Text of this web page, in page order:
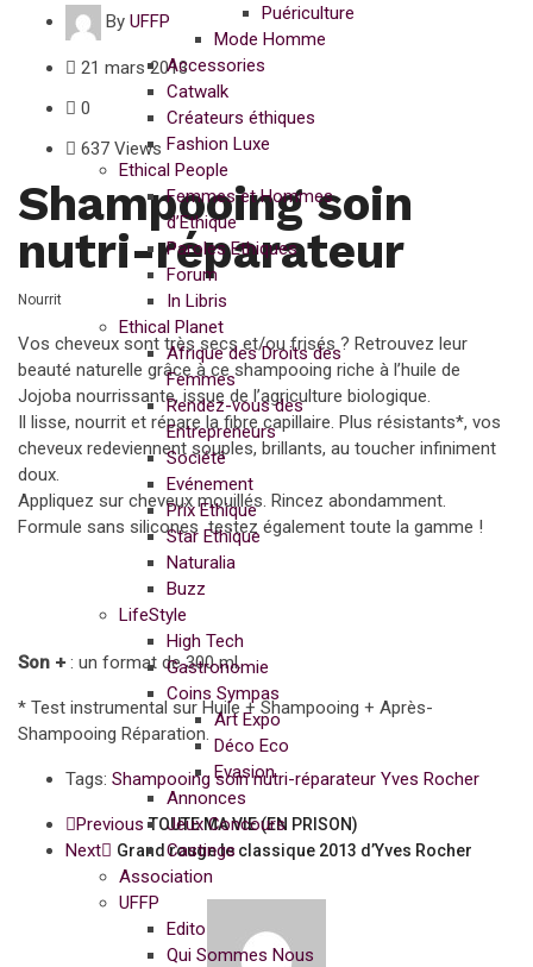
Puériculture
Mode Homme
Accessories
Catwalk
Créateurs éthiques
Fashion Luxe
Ethical People
Femmes et Hommes
d’Ethique
Paroles Ethiques
Forum
In Libris
Ethical Planet
Afrique des Droits des
Femmes
Rendez-vous des
Entrepreneurs
Société
Evénement
Prix Ethique
Star Ethique
Naturalia
Buzz
LifeStyle
High Tech
Gastronomie
Coins Sympas
Art Expo
Déco Eco
Evasion
Annonces
Jeux Concours
Castings
Association
UFFP
Edito
Qui Sommes Nous
By UFFP
21 mars 2013
0
637 Views
Shampooing soin
nutri-réparateur
Nourrit
Vos cheveux sont très secs et/ou frisés ? Retrouvez leur
beauté naturelle grâce à ce shampooing riche à l’huile de
Jojoba nourrissante, issue de l’agriculture biologique.
Il lisse, nourrit et répare la fibre capillaire. Plus résistants*, vos
cheveux redeviennent souples, brillants, au toucher infiniment
doux.
Appliquez sur cheveux mouillés. Rincez abondamment.
Formule sans silicones testez également toute la gamme !
Son +: un format de 300 ml.
* Test instrumental sur Huile + Shampooing + Après-
Shampooing Réparation.
Tags: Shampooing soin nutri-réparateur Yves Rocher
Previous TOUTE MA VIE (EN PRISON)
Next Grand rouge le classique 2013 d’Yves Rocher